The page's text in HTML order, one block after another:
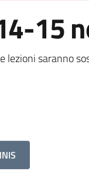
15
lezioni saranno